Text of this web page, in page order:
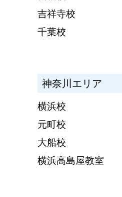
吉祥寺校
千葉校
神奈川エリア
横浜校
元町校
大船校
横浜高島屋教室